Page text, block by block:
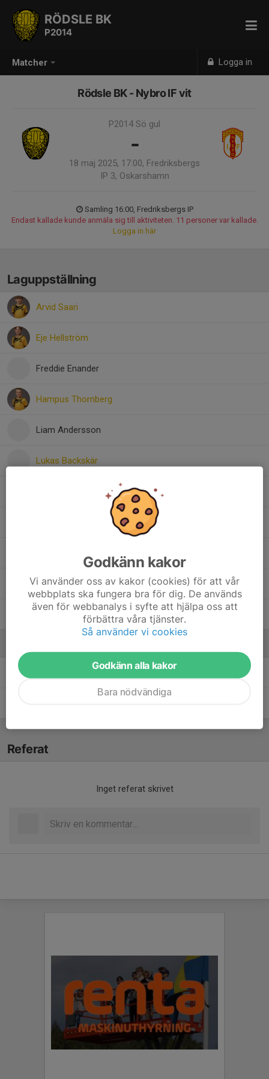
Matcher Logga in
RÖDSLE BK
P2014
Rödsle BK - Nybro IF vit
P2014 Sö gul
-
18 maj 2025, 17:00, Fredriksbergs
IP 3, Oskarshamn
Samling 16:00, Fredriksbergs IP
Endast kallade kunde anmäla sig till aktiviteten. 11 personer var kallade.
Logga in här
Laguppställning
Arvid Saari
Eje Hellström
Freddie Enander
Hampus Thornberg
Liam Andersson
Lukas Backskär
Victor Bäck
Viggo Sämfors
Ledare
Referat
Inget referat skrivet
Godkänn kakor
Vi använder oss av kakor (cookies) för att vår
webbplats ska fungera bra för dig. De används
även för webbanalys i syfte att hjälpa oss att
förbättra våra tjänster.
Så använder vi cookies
Godkänn alla kakor
Bara nödvändiga